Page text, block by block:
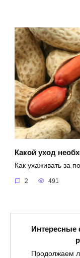
Какой уход
Как ухаживать за
2 491
Интересные
Продолжаем